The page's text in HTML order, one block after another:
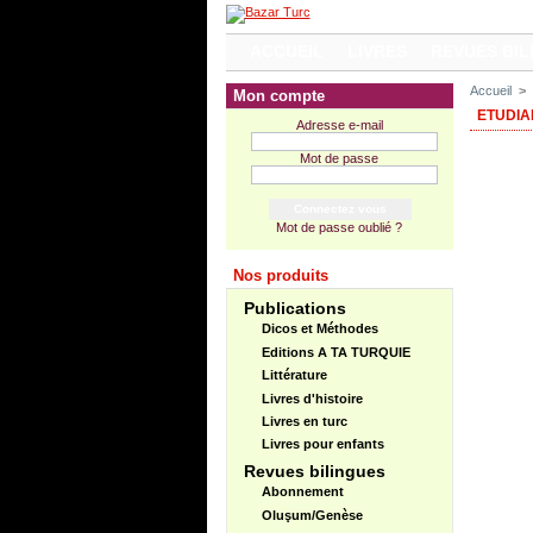
Mon compte
Adresse e-mail
Mot de passe
Mot de passe oublié ?
Nos produits
Publications
Dicos et Méthodes
Editions A TA TURQUIE
Littérature
Livres d'histoire
Livres en turc
Livres pour enfants
Revues bilingues
Abonnement
Oluşum/Genèse
Accueil >